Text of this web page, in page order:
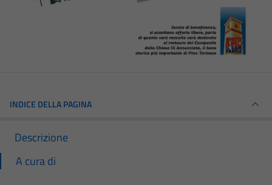
INDICE DELLA PAGINA
Descrizione
A cura di